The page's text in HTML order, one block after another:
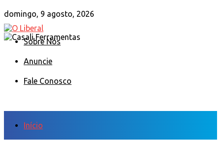
domingo, 9 agosto, 2026
Sobre Nós
Anuncie
Fale Conosco
Início